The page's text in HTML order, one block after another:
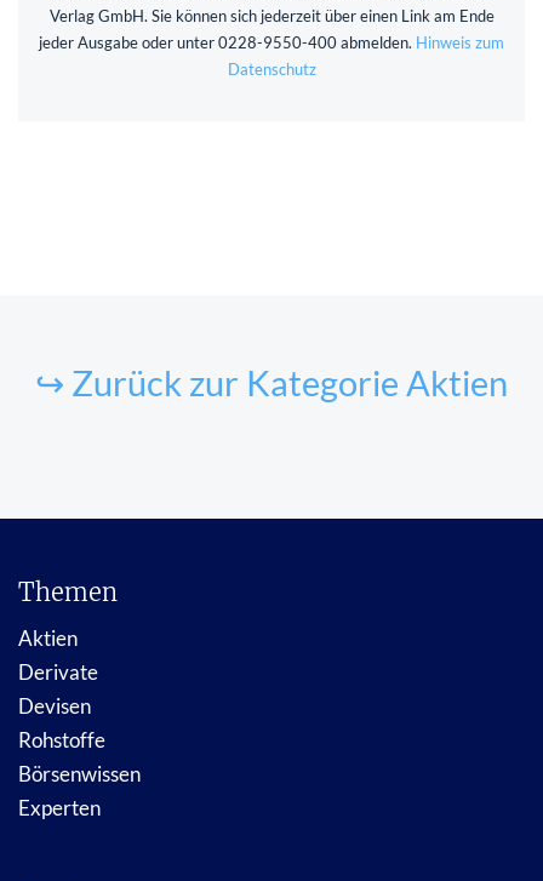
Verlag GmbH. Sie können sich jederzeit über einen Link am Ende
jeder Ausgabe oder unter 0228-9550-400 abmelden. Hinweis zum
Datenschutz
↪ Zurück zur Kategorie Aktien
Themen
Aktien
Derivate
Devisen
Rohstoffe
Börsenwissen
Experten